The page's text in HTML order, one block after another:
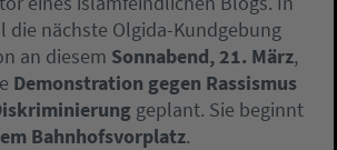
nächste Olgida-Kundgebung
an diesem Sonnabend, 21. März,
Demonstration gegen Rassismus
geplant. Sie beginnt
Bahnhofsvorplatz.